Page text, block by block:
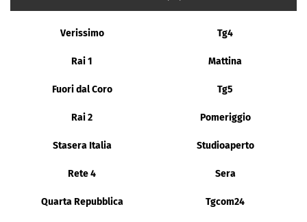
Verissimo Tg4
Rai 1 Mattina
Fuori dal Coro Tg5
Rai 2 Pomeriggio
Stasera Italia Studioaperto
Rete 4 Sera
Quarta Repubblica Tgcom24